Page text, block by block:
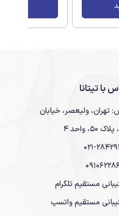
با تیتانا
تهران، ولیعصر، خیابان
50، واحد 4
021-
مستقیم تلگرام
مستقیم واتسپ